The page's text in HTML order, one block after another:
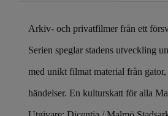
Arkiv- och privatfilmer från ett
Serien speglar stadens utveckling
med unikt filmat material från
händelser. En kulturskatt för alla